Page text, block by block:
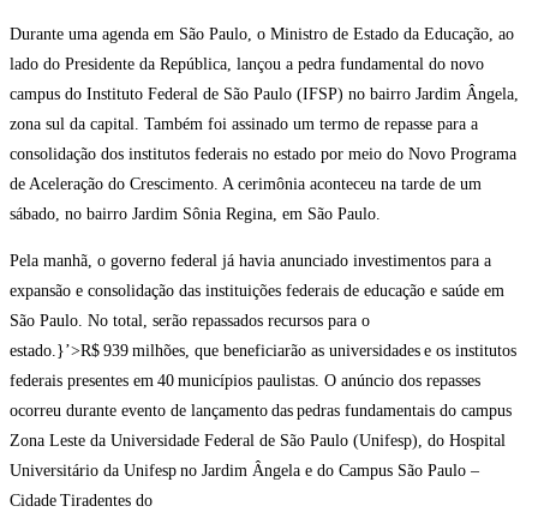
Durante uma agenda em São Paulo, o Ministro de Estado da Educação, ao
lado do Presidente da República, lançou a pedra fundamental do novo
campus do Instituto Federal de São Paulo (IFSP) no bairro Jardim Ângela,
zona sul da capital. Também foi assinado um termo de repasse para a
consolidação dos institutos federais no estado por meio do Novo Programa
de Aceleração do Crescimento. A cerimônia aconteceu na tarde de um
sábado, no bairro Jardim Sônia Regina, em São Paulo.
Pela manhã, o governo federal já havia anunciado investimentos para a
expansão e consolidação das instituições federais de educação e saúde em
São Paulo. No total, serão repassados recursos para o
estado.}’>R$ 939 milhões, que beneficiarão as universidades e os institutos
federais presentes em 40 municípios paulistas. O anúncio dos repasses
ocorreu durante evento de lançamento das pedras fundamentais do campus
Zona Leste da Universidade Federal de São Paulo (Unifesp), do Hospital
Universitário da Unifesp no Jardim Ângela e do Campus São Paulo –
Cidade Tiradentes do